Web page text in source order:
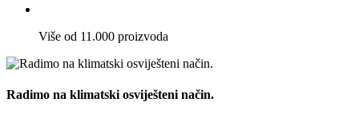
Više od 11.000 proizvoda
Radimo na klimatski osviješteni način.